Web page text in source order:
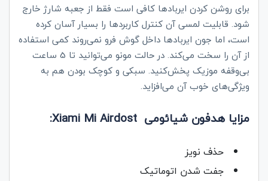
برای روشن کردن ایربادها کافی است فقط از جعبه شارژ خارج
شود. قابلیت لمسی آن کنترل کاربردها را بسیار آسان کرده
است، اما جون ایربادها داخل گوش فرو نمی‌روند کمی استفاده
از آن را سخت می‌کند. در حالت مونو می‌توانید تا 5 ساعت
بی‌وقفه موزیک پخش‌کنید. سبکی و کوچک بودن هم به
ویژگی‌های خوب آن می‌افزاید.
مزایا هدفون شیائومی Xiami Mi Airdost:
حذف نویز
جفت شدن اتوماتیک